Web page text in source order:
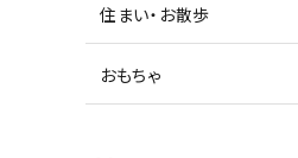
住まい・お散歩
おもちゃ